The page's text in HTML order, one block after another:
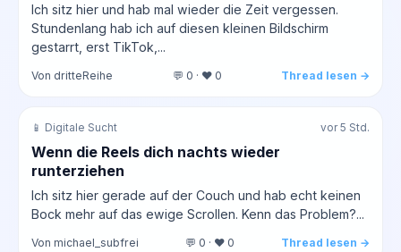
Ich sitz hier und hab mal wieder die Zeit vergessen.
Stundenlang hab ich auf diesen kleinen Bildschirm
gestarrt, erst TikTok,...
Von dritteReihe 💬 0 · ❤️ 0 Thread lesen →
📱 Digitale Sucht vor 5 Std.
Wenn die Reels dich nachts wieder
runterziehen
Ich sitz hier gerade auf der Couch und hab echt keinen
Bock mehr auf das ewige Scrollen. Kenn das Problem?...
Von michael_subfrei 💬 0 · ❤️ 0 Thread lesen →